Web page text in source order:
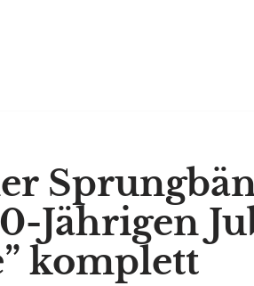
Jährigen
komplett